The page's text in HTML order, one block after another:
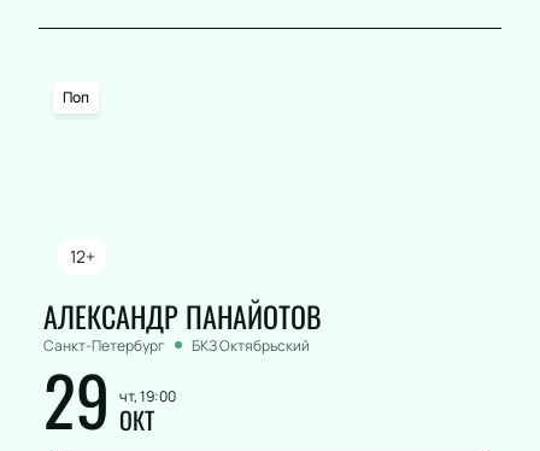
12+
Поп
АЛЕКСАНДР ПАНАЙОТОВ
Санкт-Петербург БКЗ Октябрьский
29 чт, 19:00
ОКТ